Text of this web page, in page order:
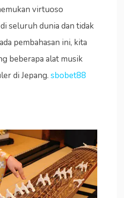
virtuoso
seluruh dunia dan tidak
pembahasan ini, kita
beberapa alat musik
di Jepang. sbobet88